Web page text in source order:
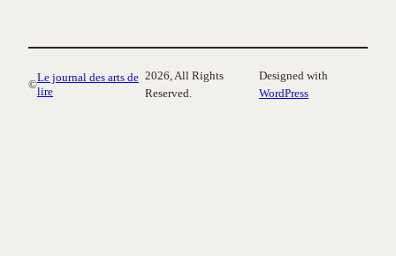
©
Le journal des arts de
lire
2026, All Rights
Reserved.
Designed with
WordPress